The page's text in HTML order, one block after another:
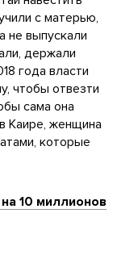
с матерью,
не выпускали
держали
года власти
чтобы отвезти
сама она
Каире, женщина
которые
10 миллионов